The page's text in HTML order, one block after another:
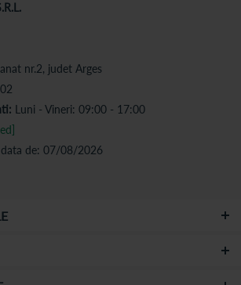
nr.2, judet Arges
Luni - Vineri: 09:00 - 17:00
data de: 07/08/2026